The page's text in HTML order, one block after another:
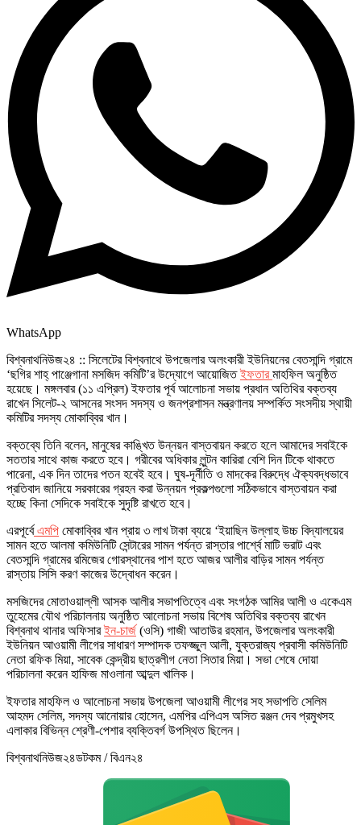
WhatsApp
বিশ্বনাথনিউজ২৪ :: সিলেটের বিশ্বনাথে উপজেলার অলংকারী ইউনিয়নের বেতসান্দি গ্রামে
‘ছগির শাহ্ পাঞ্জেগানা মসজিদ কমিটি’র উদ্যোগে আয়োজিতইফতারমাহফিল অনুষ্ঠিত
হয়েছে। মঙ্গলবার (১১ এপ্রিল) ইফতার পূর্ব আলোচনা সভায় প্রধান অতিথির বক্তব্য
রাখেন সিলেট-২ আসনের সংসদ সদস্য ও জনপ্রশাসন মন্ত্রণালয় সম্পর্কিত সংসদীয় স্থায়ী
কমিটির সদস্য মোকাব্বির খান।
বক্তব্যে তিনি বলেন, মানুষের কাঙ্খিত উন্নয়ন বাস্তবায়ন করতে হলে আমাদের সবাইকে
সততার সাথে কাজ করতে হবে। গরীবের অধিকার লুন্টন কারিরা বেশি দিন টিকে থাকতে
পারেনা, এক দিন তাদের পতন হবেই হবে। ঘুষ-দূর্নীতি ও মাদকের বিরুদ্ধে ঐক্যবদ্ধভাবে
প্রতিবাদ জানিয়ে সরকারের গ্রহন করা উন্নয়ন প্রকল্পগুলো সঠিকভাবে বাস্তবায়ন করা
হচ্ছে কিনা সেদিকে সবাইকে সুদৃষ্টি রাখতে হবে।
এরপূর্বেএমপি মোকাব্বির খান প্রায় ৩ লাখ টাকা ব্যয়ে ‘ইয়াছিন উল্লাহ উচ্চ বিদ্যালয়ের
সামন হতে আলমা কমিউনিটি সেন্টারের সামন পর্যন্ত রাস্তার পার্শ্বে মাটি ভরাট এবং
বেতসান্দি গ্রামের রমিজের গোরস্থানের পাশ হতে আজর আলীর বাড়ির সামন পর্যন্ত
রাস্তায় সিসি করণ কাজের উদ্বোধন করেন।
মসজিদের মোতাওয়াল্লী আসক আলীর সভাপতিত্বে এবং সংগঠক আমির আলী ও একেএম
তুহেমের যৌথ পরিচালনায় অনুষ্ঠিত আলোচনা সভায় বিশেষ অতিথির বক্তব্য রাখেন
বিশ্বনাথ থানার অফিসারইন-চার্জ (ওসি) গাজী আতাউর রহমান, উপজেলার অলংকারী
ইউনিয়ন আওয়ামী লীগের সাধারণ সম্পাদক তফজ্জুল আলী, যুক্তরাজ্য প্রবাসী কমিউনিটি
নেতা রফিক মিয়া, সাবেক কেন্দ্রীয় ছাত্রলীগ নেতা সিতার মিয়া। সভা শেষে দোয়া
পরিচালনা করেন হাফিজ মাওলানা আব্দুল খালিক।
ইফতার মাহফিল ও আলোচনা সভায় উপজেলা আওয়ামী লীগের সহ সভাপতি সেলিম
আহমদ সেলিম, সদস্য আনোয়ার হোসেন, এমপির এপিএস অসিত রঞ্জন দেব প্রমুখসহ
এলাকার বিভিন্ন শ্রেণী-পেশার ব্যক্তিবর্গ উপস্থিত ছিলেন।
বিশ্বনাথনিউজ২৪ডটকম / বিএন২৪